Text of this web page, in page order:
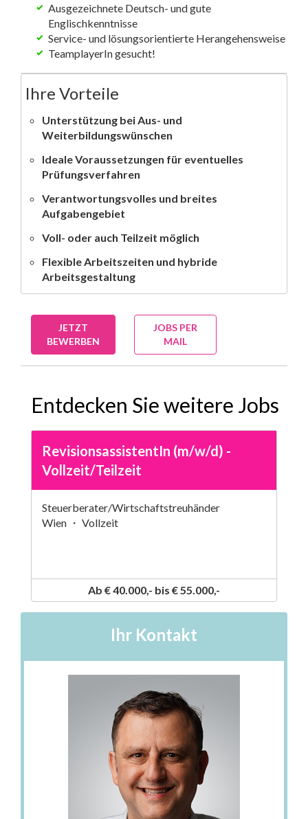
Ausgezeichnete Deutsch- und gute
Englischkenntnisse
Service- und lösungsorientierte Herangehensweise
TeamplayerIn gesucht!
Ihre Vorteile
Unterstützung bei Aus- und
Weiterbildungswünschen
Ideale Voraussetzungen für eventuelles
Prüfungsverfahren
Verantwortungsvolles und breites
Aufgabengebiet
Voll- oder auch Teilzeit möglich
Flexible Arbeitszeiten und hybride
Arbeitsgestaltung
JETZT
BEWERBEN
JOBS PER
MAIL
Entdecken Sie weitere Jobs
RevisionsassistentIn (m/w/d) -
Vollzeit/Teilzeit
Steuerberater/Wirtschaftstreuhänder
Wien ・ Vollzeit
Ab € 40.000,- bis € 55.000,-
Ihr Kontakt